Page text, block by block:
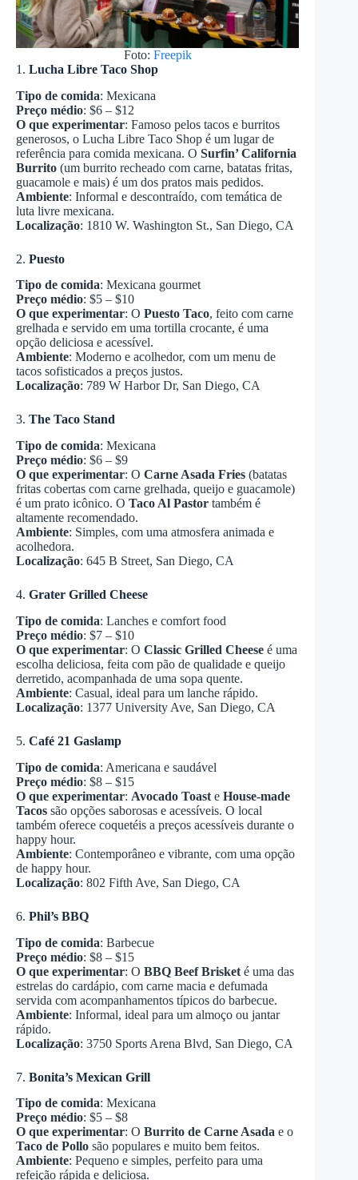
Foto: Freepik
1. Lucha Libre Taco Shop
Tipo de comida: Mexicana
Preço médio: $6 – $12
O que experimentar: Famoso pelos tacos e burritos
generosos, o Lucha Libre Taco Shop é um lugar de
referência para comida mexicana. O Surfin’ California
Burrito (um burrito recheado com carne, batatas fritas,
guacamole e mais) é um dos pratos mais pedidos.
Ambiente: Informal e descontraído, com temática de
luta livre mexicana.
Localização: 1810 W. Washington St., San Diego, CA
2. Puesto
Tipo de comida: Mexicana gourmet
Preço médio: $5 – $10
O que experimentar: O Puesto Taco, feito com carne
grelhada e servido em uma tortilla crocante, é uma
opção deliciosa e acessível.
Ambiente: Moderno e acolhedor, com um menu de
tacos sofisticados a preços justos.
Localização: 789 W Harbor Dr, San Diego, CA
3. The Taco Stand
Tipo de comida: Mexicana
Preço médio: $6 – $9
O que experimentar: O Carne Asada Fries (batatas
fritas cobertas com carne grelhada, queijo e guacamole)
é um prato icônico. O Taco Al Pastor também é
altamente recomendado.
Ambiente: Simples, com uma atmosfera animada e
acolhedora.
Localização: 645 B Street, San Diego, CA
4. Grater Grilled Cheese
Tipo de comida: Lanches e comfort food
Preço médio: $7 – $10
O que experimentar: O Classic Grilled Cheese é uma
escolha deliciosa, feita com pão de qualidade e queijo
derretido, acompanhada de uma sopa quente.
Ambiente: Casual, ideal para um lanche rápido.
Localização: 1377 University Ave, San Diego, CA
5. Café 21 Gaslamp
Tipo de comida: Americana e saudável
Preço médio: $8 – $15
O que experimentar: Avocado Toast e House-made
Tacos são opções saborosas e acessíveis. O local
também oferece coquetéis a preços acessíveis durante o
happy hour.
Ambiente: Contemporâneo e vibrante, com uma opção
de happy hour.
Localização: 802 Fifth Ave, San Diego, CA
6. Phil’s BBQ
Tipo de comida: Barbecue
Preço médio: $8 – $15
O que experimentar: O BBQ Beef Brisket é uma das
estrelas do cardápio, com carne macia e defumada
servida com acompanhamentos típicos do barbecue.
Ambiente: Informal, ideal para um almoço ou jantar
rápido.
Localização: 3750 Sports Arena Blvd, San Diego, CA
7. Bonita’s Mexican Grill
Tipo de comida: Mexicana
Preço médio: $5 – $8
O que experimentar: O Burrito de Carne Asada e o
Taco de Pollo são populares e muito bem feitos.
Ambiente: Pequeno e simples, perfeito para uma
refeição rápida e deliciosa.